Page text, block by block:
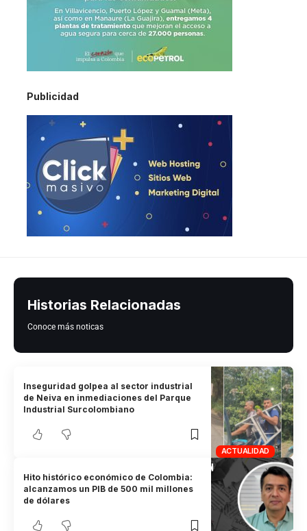
Publicidad
Historias Relacionadas
Conoce más noticas
ACTUALIDAD
Inseguridad golpea al sector industrial
de Neiva en inmediaciones del Parque
Industrial Surcolombiano
Hito histórico económico de Colombia:
alcanzamos un PIB de 500 mil millones
de dólares